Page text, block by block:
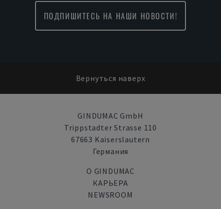
ПОДПИШИТЕСЬ НА НАШИ НОВОСТИ!
Вернуться наверх
GINDUMAC GmbH
Trippstadter Strasse 110
67663 Kaiserslautern
Германия
О GINDUMAC
КАРЬЕРА
NEWSROOM